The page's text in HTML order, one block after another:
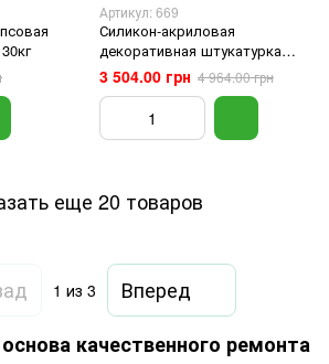
Артикул: 669
Силикон-акриловая
декоративная штукатурка
Siltek Decor Mosaik, 25кг
3 504.00 грн 4 964.00 грн
еще 20 товаров
1 из 3
Вперед
качественного ремонта